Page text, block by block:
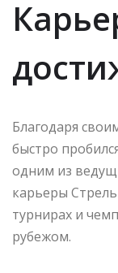
Благодаря
быстро
одним из
карьеры
турнирах и
рубежом.